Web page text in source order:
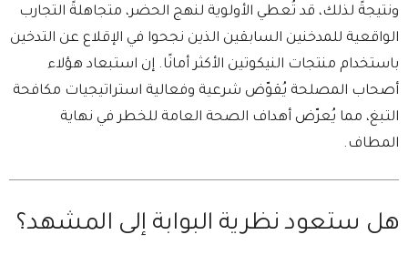
ونتيجةً لذلك، قد تُعطي الأولوية لنهج الحضر، متجاهلةً التجارب
الواقعية للمدخنين السابقين الذين نجحوا في الإقلاع عن التدخين
باستخدام منتجات النيكوتين الأكثر أمانًا. إن استبعاد هؤلاء
أصحاب المصلحة يُقوّض شرعية وفعالية استراتيجيات مكافحة
التبغ، مما يُعرّض أهداف الصحة العامة للخطر في نهاية
المطاف.
هل ستعود نظرية البوابة إلى المشهد؟